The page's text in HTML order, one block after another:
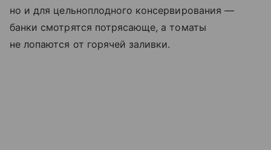
но и для цельноплодного консервирования —
банки смотрятся потрясающе, а томаты
не лопаются от горячей заливки.